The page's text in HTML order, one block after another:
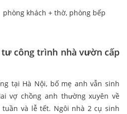
phòng khách + thờ, phòng bếp
tư công trình nhà vườn cấp
tại Hà Nội, bố mẹ anh vẫn sinh
vợ chồng anh thường xuyên về
và lễ tết. Ngôi nhà 2 cụ sinh